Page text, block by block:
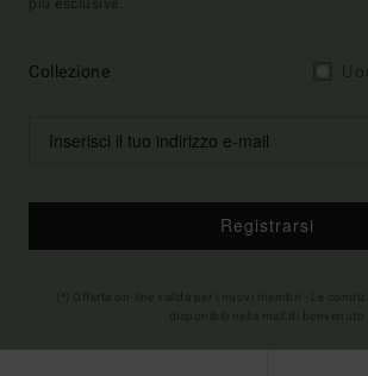
Collezione
Registrarsi